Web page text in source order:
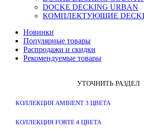
DOCKE DECKING URBAN
КОМПЛЕКТУЮЩИЕ
Новинки
Популярные товары
Распродажи и скидки
Рекомендуемые товары
УТОЧНИТЬ РАЗДЕЛ
КОЛЛЕКЦИЯ AMBIENT 3 ЦВЕТА
КОЛЛЕКЦИЯ FORTE 4 ЦВЕТА